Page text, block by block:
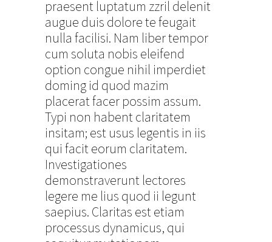
praesent luptatum zzril delenit
augue duis dolore te feugait
nulla facilisi. Nam liber tempor
cum soluta nobis eleifend
option congue nihil imperdiet
doming id quod mazim
placerat facer possim assum.
Typi non habent claritatem
insitam; est usus legentis in iis
qui facit eorum claritatem.
Investigationes
demonstraverunt lectores
legere me lius quod ii legunt
saepius. Claritas est etiam
processus dynamicus, qui